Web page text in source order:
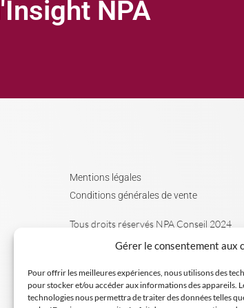
Gérer le consentement aux
Pour offrir les meilleures expériences, nous utilisons des
pour stocker et/ou accéder aux informations des appareils.
technologies nous permettra de traiter des données telles
NPA
Mentions légales
Conditions générales de vente
Tous droits réservés NPA Conseil 2024